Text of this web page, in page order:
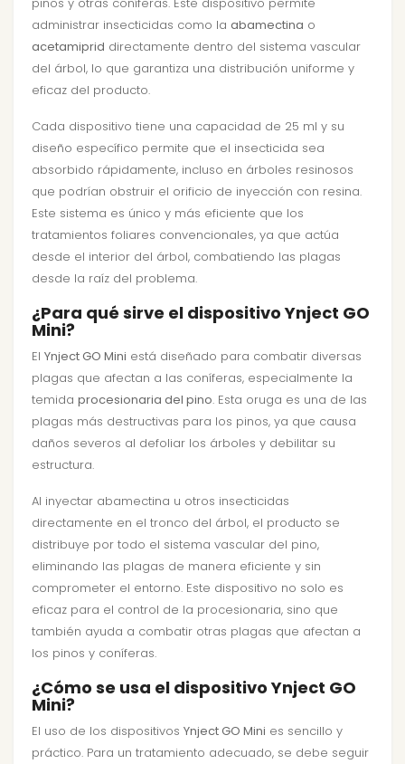
administrar insecticidas como la abamectina o
acetamiprid directamente dentro del sistema vascular
del árbol, lo que garantiza una distribución uniforme y
eficaz del producto.
Cada dispositivo tiene una capacidad de 25 ml y su
diseño específico permite que el insecticida sea
absorbido rápidamente, incluso en árboles resinosos
que podrían obstruir el orificio de inyección con resina.
Este sistema es único y más eficiente que los
tratamientos foliares convencionales, ya que actúa
desde el interior del árbol, combatiendo las plagas
desde la raíz del problema.
¿Para qué sirve el dispositivo Ynject GO
Mini?
El Ynject GO Mini está diseñado para combatir diversas
plagas que afectan a las coníferas, especialmente la
temida procesionaria del pino. Esta oruga es una de las
plagas más destructivas para los pinos, ya que causa
daños severos al defoliar los árboles y debilitar su
estructura.
Al inyectar abamectina u otros insecticidas
directamente en el tronco del árbol, el producto se
distribuye por todo el sistema vascular del pino,
eliminando las plagas de manera eficiente y sin
comprometer el entorno. Este dispositivo no solo es
eficaz para el control de la procesionaria, sino que
también ayuda a combatir otras plagas que afectan a
los pinos y coníferas.
¿Cómo se usa el dispositivo Ynject GO
Mini?
El uso de los dispositivos Ynject GO Mini es sencillo y
práctico. Para un tratamiento adecuado, se debe seguir